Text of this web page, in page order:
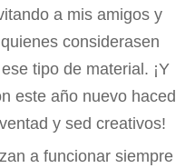
a mis amigos y
considerasen
tipo de material. ¡Y
este año nuevo haced
y sed creativos!
a funcionar siempre